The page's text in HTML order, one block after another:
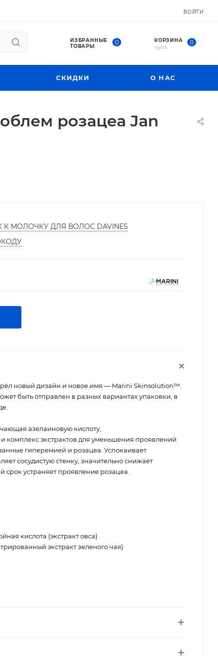
ВОЙТИ
ИЗБРАННЫЕ
ТОВАРЫ
0 КОРЗИНА 0
пуста
СКИДКИ О НАС
розацеа Jan
МОЛОЧКУ ДЛЯ ВОЛОС DAVINES
новый дизайн и новое имя — Marini Skinsolution™.
быть отправлен в разных вариантах упаковки, в
азелаиновую кислоту,
комплекс экстрактов для уменьшения проявлений
гиперемией и розацеа. Успокаивает
сосудистую стенку, значительно снижает
срок устраняет проявление розацеа.
кислота (экстракт овса)
экстракт зеленого чая)